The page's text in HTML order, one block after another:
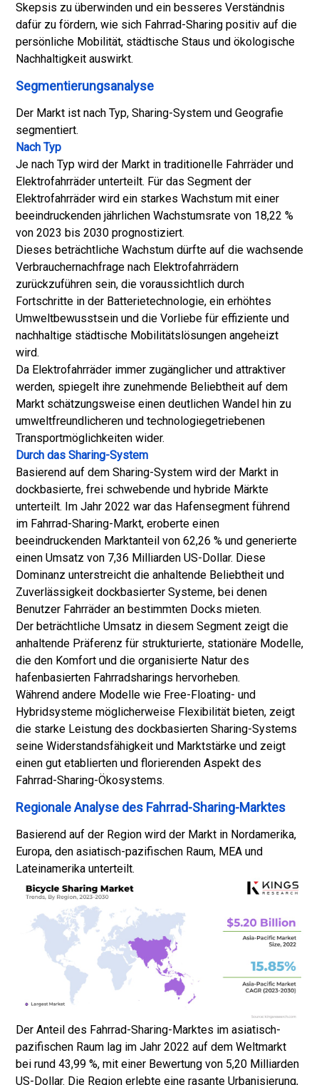
Skepsis zu überwinden und ein besseres Verständnis
dafür zu fördern, wie sich Fahrrad-Sharing positiv auf die
persönliche Mobilität, städtische Staus und ökologische
Nachhaltigkeit auswirkt.
Segmentierungsanalyse
Der Markt ist nach Typ, Sharing-System und Geografie
segmentiert.
Nach Typ
Je nach Typ wird der Markt in traditionelle Fahrräder und
Elektrofahrräder unterteilt. Für das Segment der
Elektrofahrräder wird ein starkes Wachstum mit einer
beeindruckenden jährlichen Wachstumsrate von 18,22 %
von 2023 bis 2030 prognostiziert.
Dieses beträchtliche Wachstum dürfte auf die wachsende
Verbrauchernachfrage nach Elektrofahrrädern
zurückzuführen sein, die voraussichtlich durch
Fortschritte in der Batterietechnologie, ein erhöhtes
Umweltbewusstsein und die Vorliebe für effiziente und
nachhaltige städtische Mobilitätslösungen angeheizt
wird.
Da Elektrofahrräder immer zugänglicher und attraktiver
werden, spiegelt ihre zunehmende Beliebtheit auf dem
Markt schätzungsweise einen deutlichen Wandel hin zu
umweltfreundlicheren und technologiegetriebenen
Transportmöglichkeiten wider.
Durch das Sharing-System
Basierend auf dem Sharing-System wird der Markt in
dockbasierte, frei schwebende und hybride Märkte
unterteilt. Im Jahr 2022 war das Hafensegment führend
im Fahrrad-Sharing-Markt, eroberte einen
beeindruckenden Marktanteil von 62,26 % und generierte
einen Umsatz von 7,36 Milliarden US-Dollar. Diese
Dominanz unterstreicht die anhaltende Beliebtheit und
Zuverlässigkeit dockbasierter Systeme, bei denen
Benutzer Fahrräder an bestimmten Docks mieten.
Der beträchtliche Umsatz in diesem Segment zeigt die
anhaltende Präferenz für strukturierte, stationäre Modelle,
die den Komfort und die organisierte Natur des
hafenbasierten Fahrradsharings hervorheben.
Während andere Modelle wie Free-Floating- und
Hybridsysteme möglicherweise Flexibilität bieten, zeigt
die starke Leistung des dockbasierten Sharing-Systems
seine Widerstandsfähigkeit und Marktstärke und zeigt
einen gut etablierten und florierenden Aspekt des
Fahrrad-Sharing-Ökosystems.
Regionale Analyse des Fahrrad-Sharing-Marktes
Basierend auf der Region wird der Markt in Nordamerika,
Europa, den asiatisch-pazifischen Raum, MEA und
Lateinamerika unterteilt.
Der Anteil des Fahrrad-Sharing-Marktes im asiatisch-
pazifischen Raum lag im Jahr 2022 auf dem Weltmarkt
bei rund 43,99 %, mit einer Bewertung von 5,20 Milliarden
US-Dollar. Die Region erlebte eine rasante Urbanisierung,